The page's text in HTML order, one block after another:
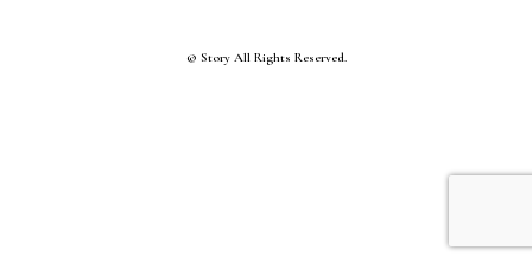
© Story All Rights Reserved.